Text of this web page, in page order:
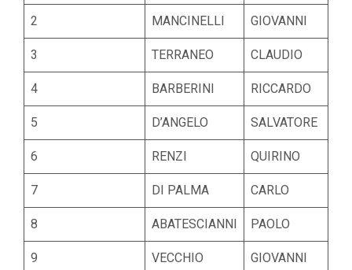
2 MANCINELLI GIOVANNI
3 TERRANEO CLAUDIO
4 BARBERINI RICCARDO
5 D’ANGELO SALVATORE
6 RENZI QUIRINO
7 DI PALMA CARLO
8 ABATESCIANNI PAOLO
9 VECCHIO GIOVANNI